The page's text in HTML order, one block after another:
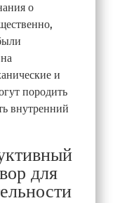
о
и
породить
внутренний
для